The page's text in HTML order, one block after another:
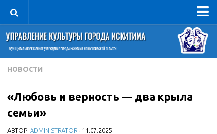
Управление
Руководитель
Сведения об организации
Книга почета культуры
Фотогалерея
Документы
НОВОСТИ
«Любовь и верность — два крыла
семьи»
АВТОР: ADMINISTRATOR · 11.07.2025